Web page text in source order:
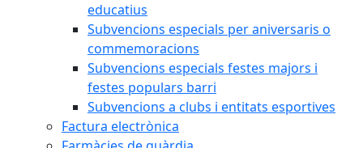
educatius
Subvencions especials per aniversaris o
commemoracions
Subvencions especials festes majors i
festes populars barri
Subvencions a clubs i entitats esportives
Factura electrònica